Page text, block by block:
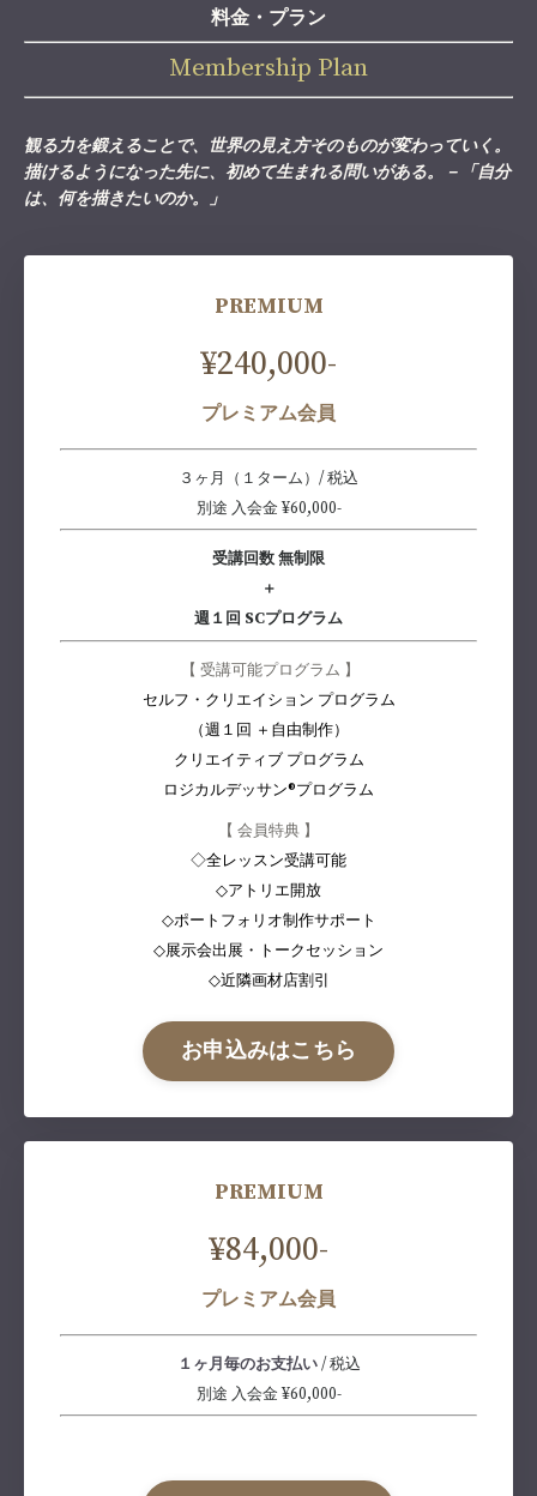
料金・プラン
Membership Plan
観る力を鍛えることで、世界の見え方そのものが変わっていく。
描けるようになった先に、初めて生まれる問いがある。－「自分
は、何を描きたいのか。」
PREMIUM
¥240,000-
プレミアム会員
３ヶ月（１ターム）/ 税込
別途 入会金 ¥60,000-
受講回数 無制限
＋
週１回 SCプログラム
【 受講可能プログラム 】
セルフ・クリエイション プログラム
（週１回 ＋自由制作）
クリエイティブ プログラム
ロジカルデッサン®︎プログラム
【 会員特典 】
◇全レッスン受講可能
◇アトリエ開放
◇ポートフォリオ制作サポート
◇展示会出展・トークセッション
◇近隣画材店割引
お申込みはこちら
PREMIUM
¥84,000-
プレミアム会員
１ヶ月毎のお支払い/ 税込
別途 入会金 ¥60,000-